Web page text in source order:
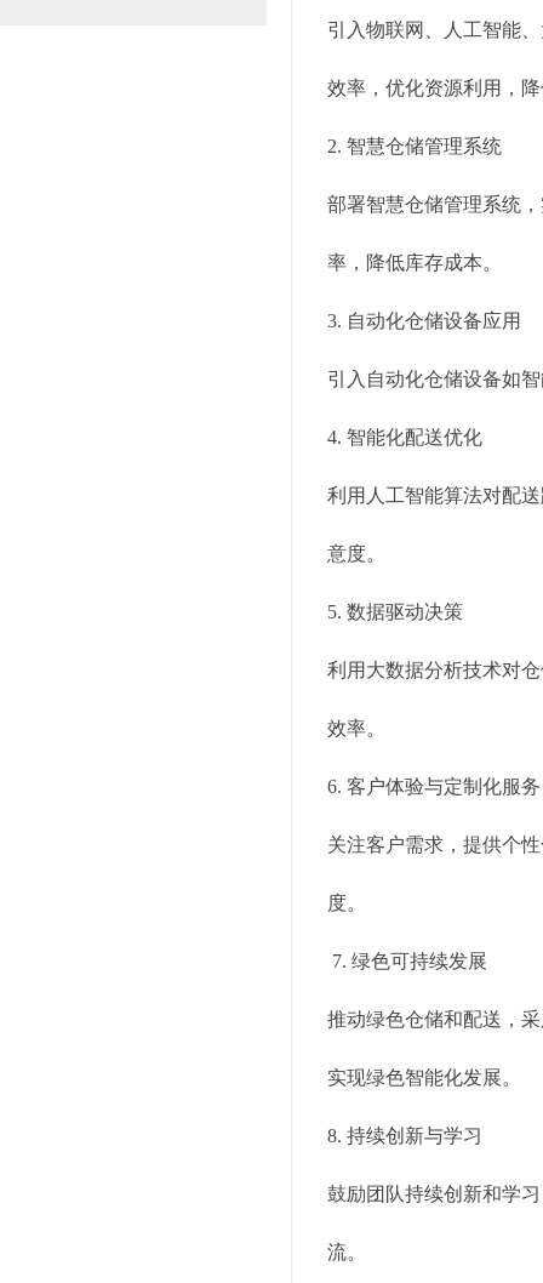
引入物联网、人工智能
效率，优化资源利用，
2. 智慧仓储管理系统
部署智慧仓储管理系统
率，降低库存成本。
3. 自动化仓储设备应用
引入自动化仓储设备如
4. 智能化配送优化
利用人工智能算法对配
意度。
5. 数据驱动决策
利用大数据分析技术对
效率。
6. 客户体验与定制化服务
关注客户需求，提供个
度。
7. 绿色可持续发展
推动绿色仓储和配送，
实现绿色智能化发展。
8. 持续创新与学习
鼓励团队持续创新和学
流。